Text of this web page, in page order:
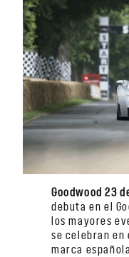
Goodwood 23
debuta en el
los mayores
se celebran en
marca